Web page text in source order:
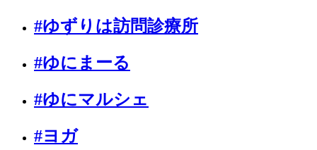
#ゆずりは訪問診療所
#ゆにまーる
#ゆにマルシェ
#ヨガ